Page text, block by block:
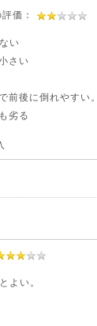
価：
い
さい
前後に倒れやすい。
劣る
よい。